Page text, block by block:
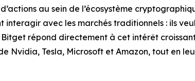
au sein de l’écosystème
avec les marchés traditionnels : ils
répond directement à cet intérêt
Nvidia, Tesla, Microsoft et Amazon, tout en